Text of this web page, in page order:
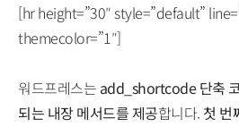
[hr height=”30″ style=”default”
themecolor=”1″]
워드프레스는 add_shortcode 단축
되는 내장 메서드를 제공합니다. 첫 번